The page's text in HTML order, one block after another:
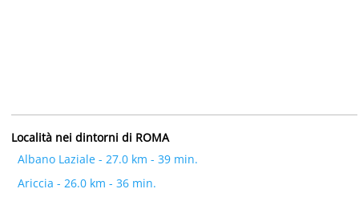
Località nei dintorni di ROMA
Albano Laziale - 27.0 km - 39 min.
Ariccia - 26.0 km - 36 min.